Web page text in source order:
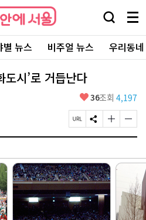
검
창
열
기
메
뉴
전
체
보
별 뉴스 비주얼 뉴스 우리동
시’로 거듭난다
좋
요
36조회 4,197
페
이
R
L
복
사
S
N
유
하
기
글
자
크
게
하
기
글
자
작
변
경
하
기